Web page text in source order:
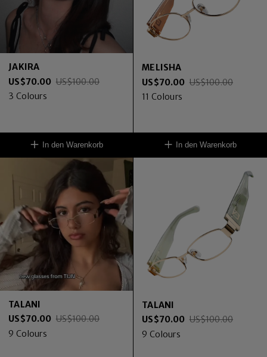
JAKIRA
US$70.00 US$100.00
3 Colours
In den Warenkorb
MELISHA
US$70.00 US$100.00
11 Colours
In den Warenkorb
TALANI
US$70.00 US$100.00
9 Colours
TALANI
US$70.00 US$100.00
9 Colours